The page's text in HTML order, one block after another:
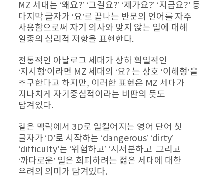
MZ 세대는 ‘왜요?’ ‘그걸요?’ ‘제가요?’ ‘지금요?’ 등
마지막 글자가 ‘요’로 끝나는 반문의 언어를 자주
사용함으로써 자기 의사와 맞지 않는 일에 대해
일종의 심리적 저항을 표현한다.
전통적인 아날로그 세대가 상하 획일적인
‘지시형’이라면 MZ 세대의 ‘요?’는 상호 ‘이해형’을
추구한다고 하지만, 이러한 표현은 MZ 세대가
지나치게 자기중심적이라는 비판의 뜻도
담겨있다.
같은 맥락에서 3D로 일컬어지는 영어 단어 첫
글자가 ‘D’로 시작하는 ‘dangerous’ ‘dirty’
‘difficulty’는 ‘위험하고’ ‘지저분하고’ 그리고
‘까다로운’ 일은 회피하려는 젊은 세대에 대한
우려의 의미가 담겨있다.